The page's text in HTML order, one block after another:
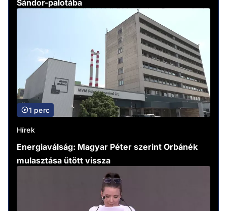
Sándor-palotába
1 perc
Hírek
Energiaválság: Magyar Péter szerint Orbánék
mulasztása ütött vissza